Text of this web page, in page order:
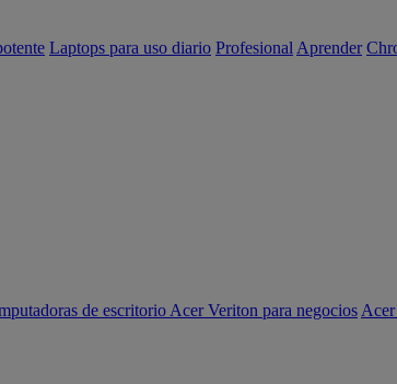
Laptops para uso diario Profesional Aprender
de escritorio Acer Veriton para negocios